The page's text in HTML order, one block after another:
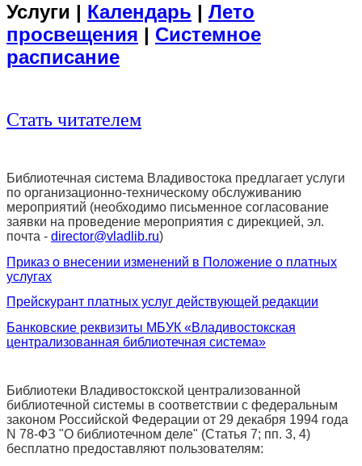
Услуги | Календарь | Лето
просвещения | Системное
расписание
Стать читателем
Библиотечная система Владивостока предлагает услуги
по организационно-техническому обслуживанию
мероприятий (необходимо письменное согласование
заявки на проведение мероприятия с дирекцией, эл.
почта - director@vladlib.ru)
Приказ о внесении изменений в Положение о платных
услугах
Прейскурант платных услуг действующей редакции
Банковские реквизиты МБУК «Владивостокская
централизованная библиотечная система»
Библиотеки Владивостокской централизованной
библиотечной системы в соответствии с федеральным
законом Российской Федерации от 29 декабря 1994 года
N 78-ФЗ "О библиотечном деле" (Статья 7; пп. 3, 4)
бесплатно предоставляют пользователям: